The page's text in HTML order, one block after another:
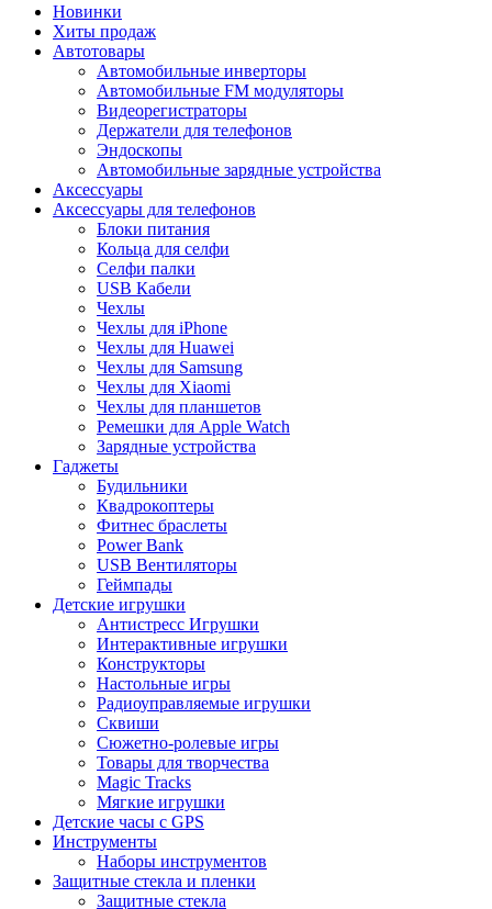
Новинки
Хиты продаж
Автотовары
Автомобильные инверторы
Автомобильные FM модуляторы
Видеорегистраторы
Держатели для телефонов
Эндоскопы
Автомобильные зарядные устройства
Аксессуары
Аксессуары для телефонов
Блоки питания
Кольца для селфи
Селфи палки
USB Кабели
Чехлы
Чехлы для iPhone
Чехлы для Huawei
Чехлы для Samsung
Чехлы для Xiaomi
Чехлы для планшетов
Ремешки для Apple Watch
Зарядные устройства
Гаджеты
Будильники
Квадрокоптеры
Фитнес браслеты
Power Bank
USB Вентиляторы
Геймпады
Детские игрушки
Антистресс Игрушки
Интерактивные игрушки
Конструкторы
Настольные игры
Радиоуправляемые игрушки
Сквиши
Сюжетно-ролевые игры
Товары для творчества
Magic Tracks
Мягкие игрушки
Детские часы с GPS
Инструменты
Наборы инструментов
Защитные стекла и пленки
Защитные стекла